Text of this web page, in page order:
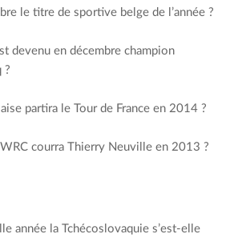
le titre de sportive belge de l’année ?
devenu en décembre champion
?
partira le Tour de France en 2014 ?
courra Thierry Neuville en 2013 ?
année la Tchécoslovaquie s’est-elle